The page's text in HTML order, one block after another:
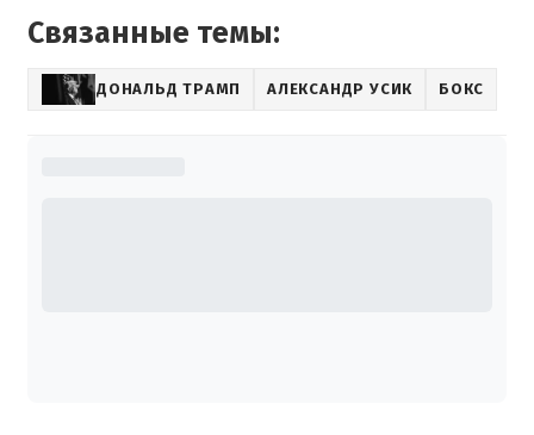
Связанные темы:
ДОНАЛЬД ТРАМП АЛЕКСАНДР УСИК БОКС